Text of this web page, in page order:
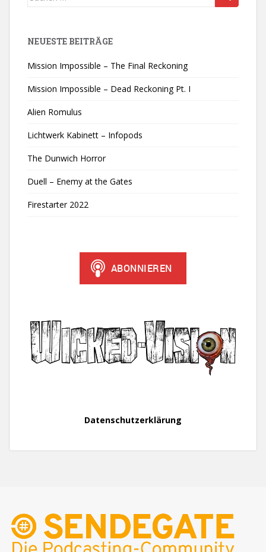
NEUESTE BEITRÄGE
Mission Impossible – The Final Reckoning
Mission Impossible – Dead Reckoning Pt. I
Alien Romulus
Lichtwerk Kabinett – Infopods
The Dunwich Horror
Duell – Enemy at the Gates
Firestarter 2022
Datenschutzerklärung